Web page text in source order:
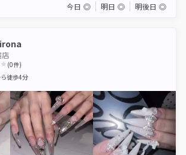
今日 ◎ 明日 ◎ 明後日 ◎
店
5
(0件)
徒歩4分